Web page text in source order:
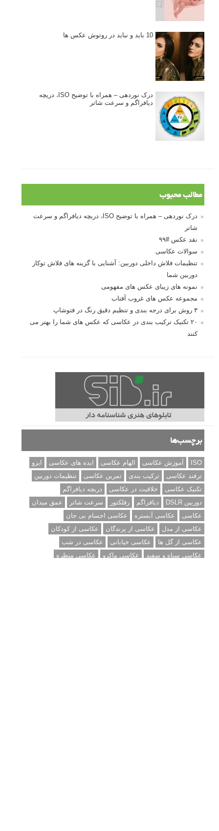
10 باید و نباید در روتوش عکس ها
درک نوردهی – همراه با توضیح ISO، دریچه
دیافراگم و سرعت شاتر
مطالب محبوب
درک نوردهی – همراه با توضیح ISO، دریچه دیافراگم و سرعت
شاتر
نقد عکس #۹۹
سوالات عکاسی
تنظیمات فلاش داخلی دوربین: آشنایی با گزینه های فلاش توکار
دوربین شما
نمونه های زیبای عکس های مفهومی
مجموعه عکس های غروب آفتاب
۳ روش برای درجه بندی و تنظیم دقیق رنگ در فتوشاپ
۲۰ تکنیک ترکیب بندی در عکاسی که عکس های شما را بهتر می
کنند
برچسب‌ها
ISO آموزش عکاسی الهام عکاسی ایده های عکاسی
ایزو
ترفند عکاسی
ترکیب بندی تمرین عکاسی
تنظیمات دوربین
تکنیک عکاسی
خلاقیت در عکاسی
دریچه دیافراگم
دوربین DSLR
دیافراگم رفلکتور سرعت شاتر
عمق میدان
عکاسی
عکاسی آبستره
عکاسی اجسام بی جان
عکاسی از مدل
عکاسی از پرندگان
عکاسی از کودکان
عکاسی از گل ها
عکاسی خیابانی
عکاسی در شب
عکاسی سیاه و سفید
عکاسی ماکرو
عکاسی منظره